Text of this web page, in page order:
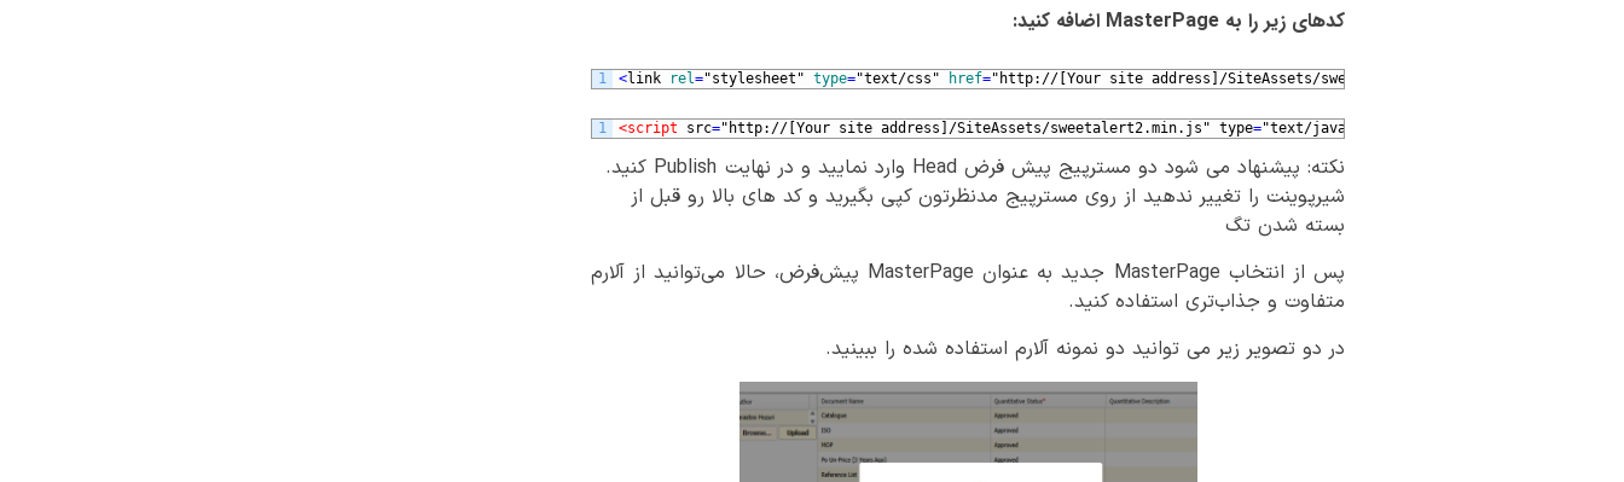
کدهای زیر را به MasterPage اضافه کنید:
1 <link rel="stylesheet" type="text/css" href="http://[Your site address]/SiteAssets/sweetalert2.min.css"
1 <script src="http://[Your site address]/SiteAssets/sweetalert2.min.js" type="text/javascript"
.کنید Publish وارد نمایید و در نهایت Head نکته: پیشنهاد می شود دو مسترپیج پیش فرض
شیرپوینت را تغییر ندهید از روی مسترپیج مدنظرتون کپی بگیرید و کد های بالا رو قبل از
بسته شدن تگ
پس از انتخاب MasterPage جدید به عنوان MasterPage پیش‌فرض، حالا می‌توانید از آلارم
متفاوت و جذاب‌تری استفاده کنید.
در دو تصویر زیر می توانید دو نمونه آلارم استفاده شده را ببینید.